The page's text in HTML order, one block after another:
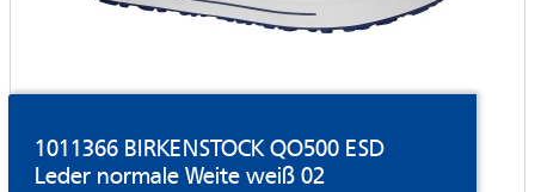
1011366 BIRKENSTOCK QO500 ESD
Leder normale Weite weiß 02